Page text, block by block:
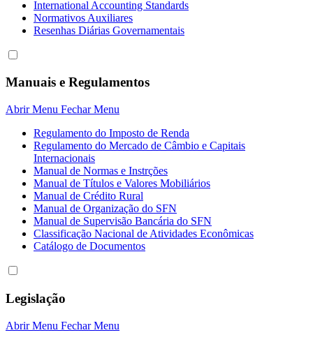
International Accounting Standards
Normativos Auxiliares
Resenhas Diárias Governamentais
Manuais e Regulamentos
Abrir Menu Fechar Menu
Regulamento do Imposto de Renda
Regulamento do Mercado de Câmbio e Capitais
Internacionais
Manual de Normas e Instrções
Manual de Títulos e Valores Mobiliários
Manual de Crédito Rural
Manual de Organização do SFN
Manual de Supervisão Bancária do SFN
Classificação Nacional de Atividades Econômicas
Catálogo de Documentos
Legislação
Abrir Menu Fechar Menu